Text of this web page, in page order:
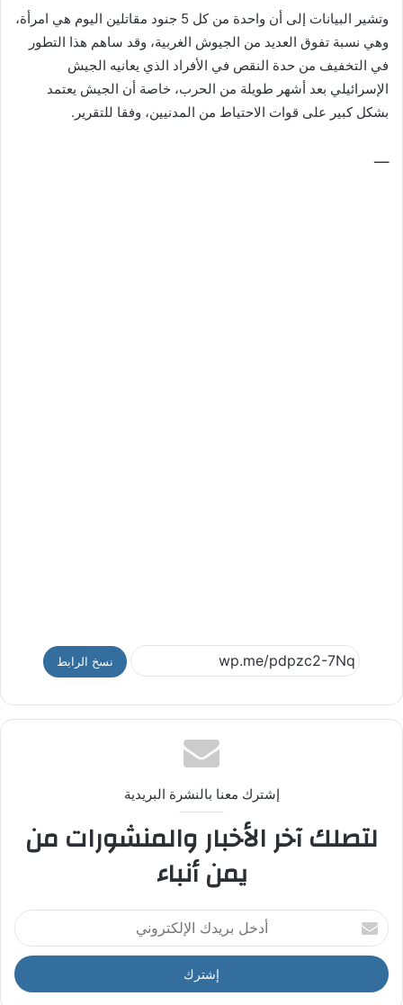
وتشير البيانات إلى أن واحدة من كل 5 جنود مقاتلين اليوم هي امرأة،
وهي نسبة تفوق العديد من الجيوش الغربية، وقد ساهم هذا التطور
في التخفيف من حدة النقص في الأفراد الذي يعانيه الجيش
الإسرائيلي بعد أشهر طويلة من الحرب، خاصة أن الجيش يعتمد
بشكل كبير على قوات الاحتياط من المدنيين، وفقا للتقرير.
ــــ
نسخ الرابط
إشترك معنا بالنشرة البريدية
لتصلك آخر الأخبار والمنشورات من
يمن أنباء
أ
د
خ
ل